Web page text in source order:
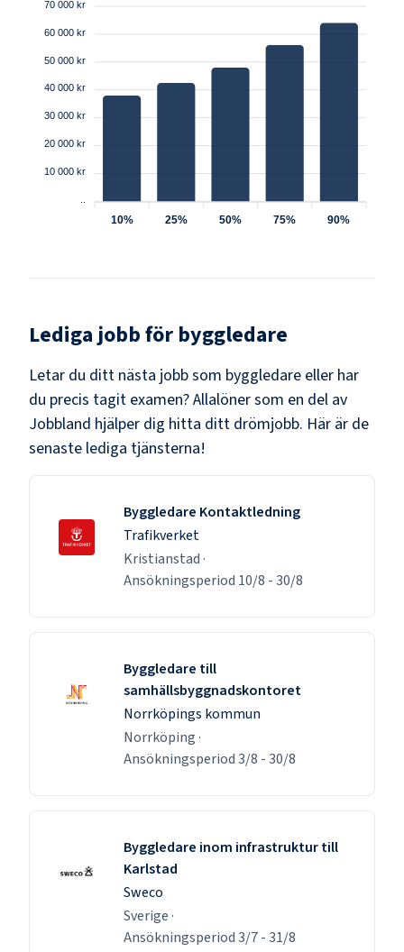
70 000 kr
60 000 kr
50 000 kr
40 000 kr
30 000 kr
20 000 kr
10 000 kr
10% 25% 50% 75% 90%
Lediga jobb för byggledare
Letar du ditt nästa jobb som byggledare eller har
du precis tagit examen? Allalöner som en del av
Jobbland hjälper dig hitta ditt drömjobb. Här är de
senaste lediga tjänsterna!
Byggledare Kontaktledning
Trafikverket
Kristianstad ·
Ansökningsperiod 10/8 -30/8
Byggledare till
samhällsbyggnadskontoret
Norrköpings kommun
Norrköping ·
Ansökningsperiod3/8 -30/8
Byggledare inom infrastruktur till
Karlstad
Sweco
Sverige ·
Ansökningsperiod3/7-31/8